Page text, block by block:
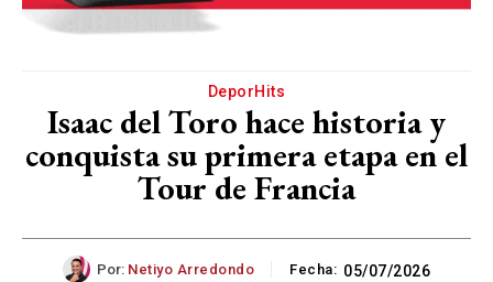
DeporHits
Isaac del Toro hace historia y
conquista su primera etapa en el
Tour de Francia
Por: Netiyo Arredondo Fecha: 05/07/2026